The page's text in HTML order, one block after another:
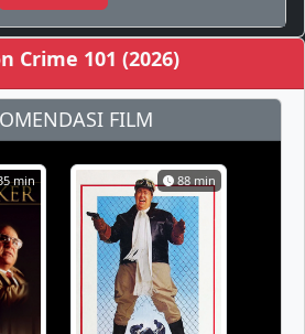
Crime 101 (2026)
FILM
min 88 min